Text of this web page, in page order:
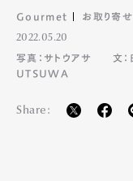
Gourmet お取り寄せ
2022.05.20
写真：サトウアサ
文
UTSUWA
Share: